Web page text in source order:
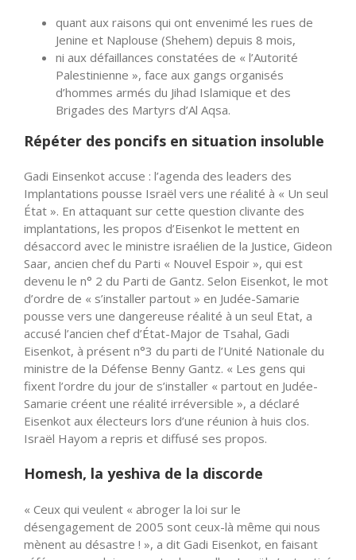
quant aux raisons qui ont envenimé les rues de
Jenine et Naplouse (Shehem) depuis 8 mois,
ni aux défaillances constatées de « l’Autorité
Palestinienne », face aux gangs organisés
d’hommes armés du Jihad Islamique et des
Brigades des Martyrs d’Al Aqsa.
Répéter des poncifs en situation insoluble
Gadi Einsenkot accuse : l’agenda des leaders des
Implantations pousse Israël vers une réalité à « Un seul
État ». En attaquant sur cette question clivante des
implantations, les propos d’Eisenkot le mettent en
désaccord avec le ministre israélien de la Justice, Gideon
Saar, ancien chef du Parti « Nouvel Espoir », qui est
devenu le n° 2 du Parti de Gantz. Selon Eisenkot, le mot
d’ordre de « s’installer partout » en Judée-Samarie
pousse vers une dangereuse réalité à un seul Etat, a
accusé l’ancien chef d’État-Major de Tsahal, Gadi
Eisenkot, à présent n°3 du parti de l’Unité Nationale du
ministre de la Défense Benny Gantz. « Les gens qui
fixent l’ordre du jour de s’installer « partout en Judée-
Samarie créent une réalité irréversible », a déclaré
Eisenkot aux électeurs lors d’une réunion à huis clos.
Israël Hayom a repris et diffusé ses propos.
Homesh, la yeshiva de la discorde
« Ceux qui veulent « abroger la loi sur le
désengagement de 2005 sont ceux-là même qui nous
mènent au désastre ! », a dit Gadi Eisenkot, en faisant